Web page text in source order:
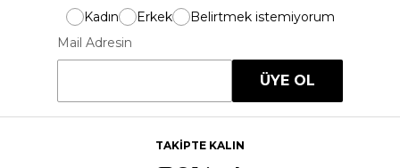
Kadın Erkek
Belirtmek istemiyorum
Mail Adresin
ÜYE OL
TAKİPTE KALIN